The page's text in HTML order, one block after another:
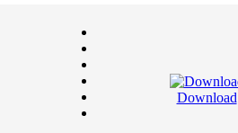
Download